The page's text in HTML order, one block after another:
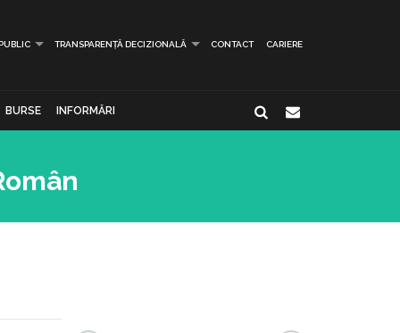
TRANSPARENȚĂ DECIZIONALĂ CONTACT CARIERE
BURSE INFORMĂRI